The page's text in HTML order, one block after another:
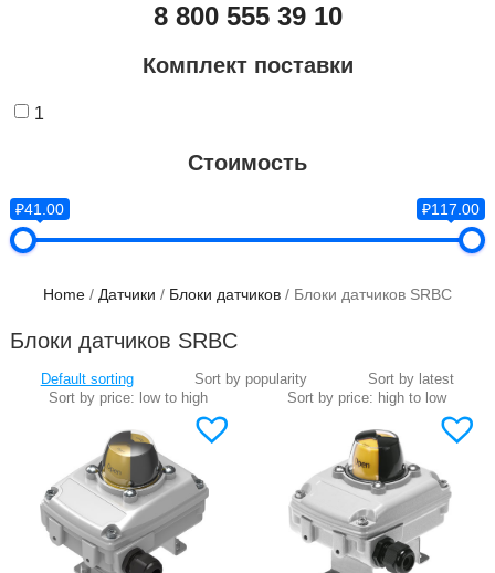
8 800 555 39 10
Комплект поставки
1
Стоимость
₽41.00 ₽117.00
Home / Датчики / Блоки датчиков / Блоки датчиков SRBC
Блоки датчиков SRBC